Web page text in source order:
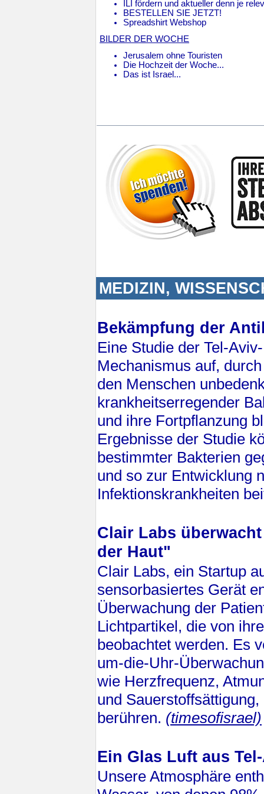
ILI fördern und aktueller denn je
BESTELLEN SIE JETZT!
Spreadshirt Webshop
BILDER DER WOCHE
Jerusalem ohne Touristen
Die Hochzeit der Woche...
Das ist Israel...
MEDIZIN,
Bekämpfung der
Eine Studie der Tel-
Mechanismus auf,
den Menschen
krankheitserregender
und ihre Fortpflanzung
Ergebnisse der Studie
bestimmter Bakterien
und so zur Entwicklung
Infektionskrankheiten
Clair Labs
der Haut"
Clair Labs, ein Startup
sensorbasiertes Gerät
Überwachung der
Lichtpartikel, die von
beobachtet werden. Es
um-die-Uhr-
wie Herzfrequenz,
und
berühren. (timesofisrael)
Ein Glas Luft aus
Unsere Atmosphäre